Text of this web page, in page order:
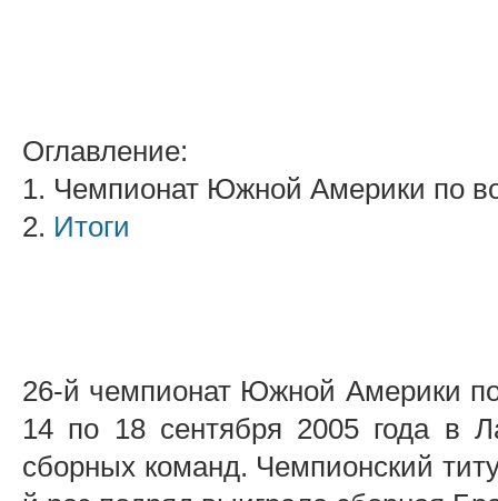
Оглавление:
1. Чемпионат Южной Америки по
2. Итоги
26-й чемпионат Южной Америки
14 по 18 сентября 2005 года в
сборных команд. Чемпионский